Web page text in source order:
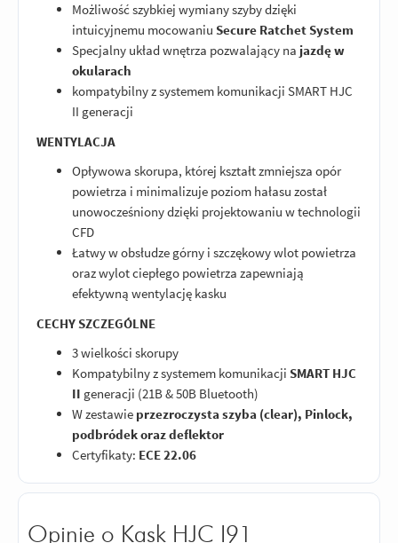
Możliwość szybkiej wymiany szyby dzięki
intuicyjnemu mocowaniu Secure Ratchet System
Specjalny układ wnętrza pozwalający na jazdę w
okularach
kompatybilny z systemem komunikacji SMART HJC
II generacji
WENTYLACJA
Opływowa skorupa, której kształt zmniejsza opór
powietrza i minimalizuje poziom hałasu został
unowocześniony dzięki projektowaniu w technologii
CFD
Łatwy w obsłudze górny i szczękowy wlot powietrza
oraz wylot ciepłego powietrza zapewniają
efektywną wentylację kasku
CECHY SZCZEGÓLNE
3 wielkości skorupy
Kompatybilny z systemem komunikacji SMART HJC
II generacji (21B & 50B Bluetooth)
W zestawie przezroczysta szyba (clear), Pinlock,
podbródek oraz deflektor
Certyfikaty: ECE 22.06
Opinie o Kask HJC I91